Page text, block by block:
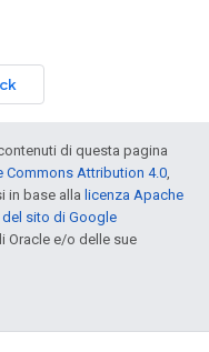
di questa pagina
Commons Attribution 4.0,
in base alla licenza Apache
del sito di Google
Oracle e/o delle sue